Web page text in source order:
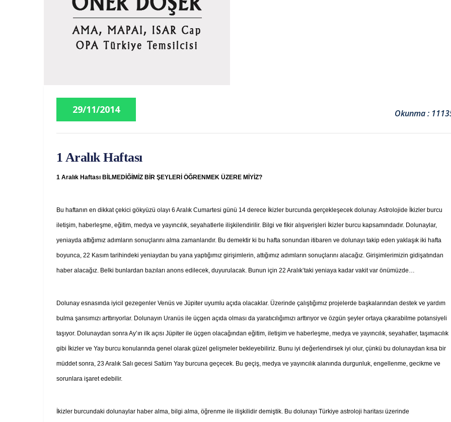
29/11/2014 Okunma :
1 Aralık Haftası
1 Aralık Haftası BİLMEDİĞİMİZ BİR ŞEYLERİ ÖĞRENMEK ÜZERE MİYİZ?
Bu haftanın en dikkat çekici gökyüzü olayı 6 Aralık Cumartesi günü 14 derece İkizler burcunda gerçekleşecek dolunay. Astrolojide İkizler burcu
iletişim, haberleşme, eğitim, medya ve yayıncılık, seyahatlerle ilişkilendirilir. Bilgi ve fikir alışverişleri İkizler burcu kapsamındadır. Dolunaylar,
yeniayda attığımız adımların sonuçlarını alma zamanlarıdır. Bu demektir ki bu hafta sonundan itibaren ve dolunayı takip eden yaklaşık iki hafta
boyunca, 22 Kasım tarihindeki yeniaydan bu yana yaptığımız girişimlerin, attığımız adımların sonuçlarını alacağız. Girişimlerimizin gidişatından
haber alacağız. Belki bunlardan bazıları anons edilecek, duyurulacak. Bunun için 22 Aralık’taki yeniaya kadar vakit var önümüzde…
Dolunay esnasında iyicil gezegenler Venüs ve Jüpiter uyumlu açıda olacaklar. Üzerinde çalıştığımız projelerde başkalarından destek ve yardım
bulma şansımızı arttırıyorlar. Dolunayın Uranüs ile üçgen açıda olması da yaratıcılığımızı arttırıyor ve özgün şeyler ortaya çıkarabilme potansiyeli
taşıyor. Dolunaydan sonra Ay’ın ilk açısı Jüpiter ile üçgen olacağından eğitim, iletişim ve haberleşme, medya ve yayıncılık, seyahatler, taşımacılık
gibi İkizler ve Yay burcu konularında genel olarak güzel gelişmeler bekleyebiliriz. Bunu iyi değerlendirsek iyi olur, çünkü bu dolunaydan kısa bir
müddet sonra, 23 Aralık Salı gecesi Satürn Yay burcuna geçecek. Bu geçiş, medya ve yayıncılık alanında durgunluk, engellenme, gecikme ve
sorunlara işaret edebilir.
İkizler burcundaki dolunaylar haber alma, bilgi alma, öğrenme ile ilişkilidir demiştik. Bu dolunayı Türkiye astroloji haritası üzerinde